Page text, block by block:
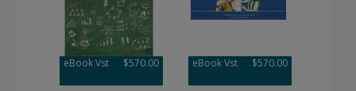
eBook Vst $570.00 eBook Vst $570.00